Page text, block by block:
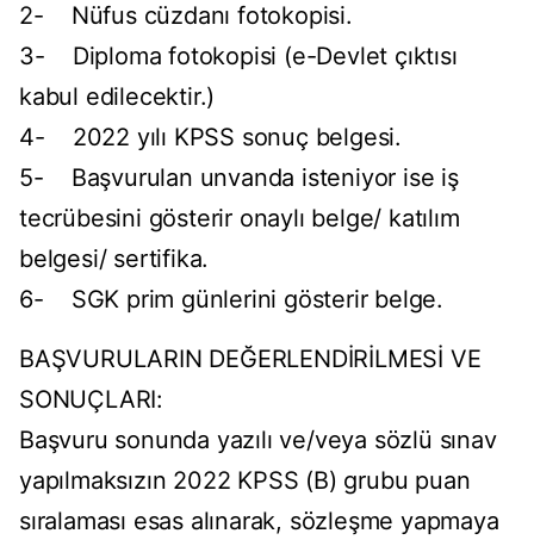
2- Nüfus cüzdanı fotokopisi.
3- Diploma fotokopisi (e-Devlet çıktısı
kabul edilecektir.)
4- 2022 yılı KPSS sonuç belgesi.
5- Başvurulan unvanda isteniyor ise iş
tecrübesini gösterir onaylı belge/ katılım
belgesi/ sertifika.
6- SGK prim günlerini gösterir belge.
BAŞVURULARIN DEĞERLENDİRİLMESİ VE
SONUÇLARI:
Başvuru sonunda yazılı ve/veya sözlü sınav
yapılmaksızın 2022 KPSS (B) grubu puan
sıralaması esas alınarak, sözleşme yapmaya